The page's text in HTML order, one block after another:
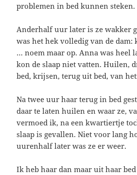
problemen in bed kunnen steken.
Anderhalf uur later is ze wakker
was het hek volledig van de
… noem maar op. Anna was heel
kon de slaap niet vatten. Huilen,
bed, krijsen, terug uit bed, van
Na twee uur haar terug in bed
daar te laten huilen en waar ze,
vermoed ik, na een kwartiertje
slaap is gevallen. Niet voor lang
uurenhalf later was ze er weer.
Ik heb haar dan maar uit haar